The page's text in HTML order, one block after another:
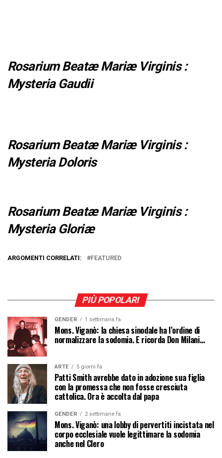
Rosarium Beatæ Mariæ Virginis :
Mysteria Gaudii
Rosarium Beatæ Mariæ Virginis :
Mysteria Doloris
Rosarium Beatæ Mariæ Virginis :
Mysteria Gloriæ
ARGOMENTI CORRELATI: FEATURED
PIÙ POPOLARI
GENDER 1 settimana fa
Mons. Viganò: la chiesa sinodale ha l’ordine di
normalizzare la sodomia. E ricorda Don Milani…
ARTE 5 giorni fa
Patti Smith avrebbe dato in adozione sua figlia
con la promessa che non fosse cresciuta
cattolica. Ora è accolta dal papa
GENDER 2 settimane fa
Mons. Viganò: una lobby di pervertiti incistata nel
corpo ecclesiale vuole legittimare la sodomia
anche nel Clero